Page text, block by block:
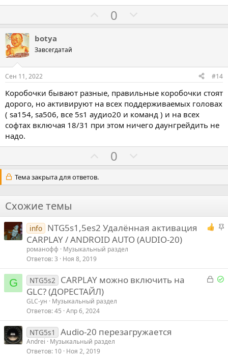
о
с
в
а
т
ь
а
0
о
с
в
а
т
ь
р
о
и
в
botya
Завсегдатай
Сен 11, 2022 #14
Коробочки бывают разные, правильные коробочки стоят
дорого, но активируют на всех поддерживаемых головах
( sa154, sa506, все 5s1 аудио20 и команд ) и на всех
софтах включая 18/31 при этом ничего даунгрейдить не
надо.
о
о
о
в
а
т
ь
з
а
0
о
о
о
в
а
ь
п
и
в
Тема закрыта для ответов.
Схожие темы
е
п
а
info NTG5s1,5es2 Удалённая активация
CARPLAY / ANDROID AUTO (AUDIO-20)
романофф
Музыкальный раздел
Ответов 3 Ноя 8, 2019
G
З
ы
Р
н
NTG5s2
CARPLAY можно включить на
GLC? (ДОРЕСТАЙЛ)
GLC-ун
Музыкальный раздел
Ответов 45 Апр 6, 2024
NTG5s1 Audio-20 перезагружается
Andrei
Музыкальный раздел
Ответов 10 Ноя 2, 2019